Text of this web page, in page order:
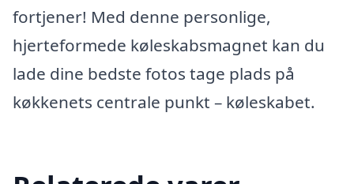
fortjener! Med denne personlige,
hjerteformede køleskabsmagnet kan du
lade dine bedste fotos tage plads på
køkkenets centrale punkt – køleskabet.